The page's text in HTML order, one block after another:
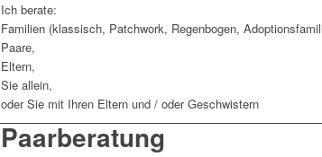
Ich berate:
Familien (klassisch, Patchwork, Regenbogen,
Paare,
Eltern,
Sie allein,
oder Sie mit Ihren Eltern und / oder Geschwistern
Paarberatung